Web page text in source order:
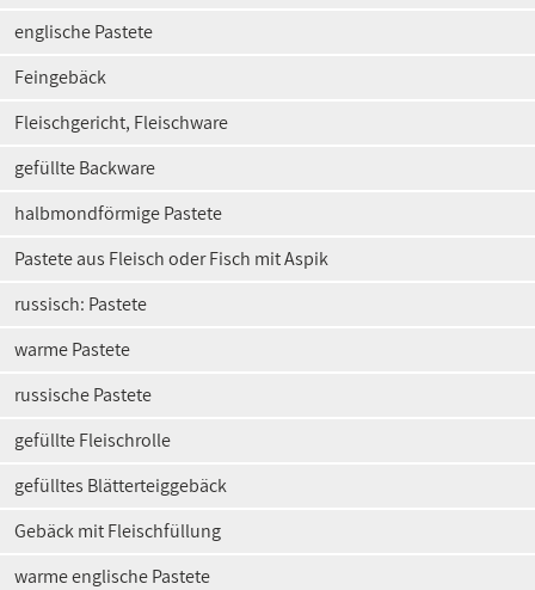
englische Pastete
Feingebäck
Fleischgericht, Fleischware
gefüllte Backware
halbmondförmige Pastete
Pastete aus Fleisch oder Fisch mit Aspik
russisch: Pastete
warme Pastete
russische Pastete
gefüllte Fleischrolle
gefülltes Blätterteiggebäck
Gebäck mit Fleischfüllung
warme englische Pastete